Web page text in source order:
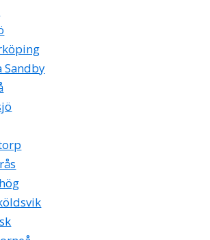
Sandby